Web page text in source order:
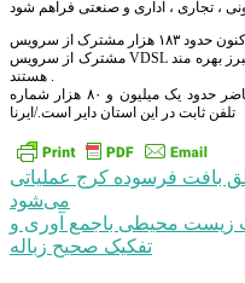
بیان اظهار کرد: همچنین اکنون حدود ۱۸۳ هزار مشترک از سرویس ADSL ، پنج هزارو ۲۹۱
مشترک از سرویس VDSL و سه هزارو یک مشترک دیتای تجاری در استان البرز بهره مند
هستند .
مدیرکل مخابرات منطقه البرز گفت: در زمان حاضر حدود یک میلیون و ۸۰ هزار شماره
تلفن ثابت در این استان دایر است./ایرنا
راهبری
نوشته
بافت فرسوده کرج عملیاتی
می‌شود
زیست محیطی باجمع آوری و
تفکیک صحیح زباله